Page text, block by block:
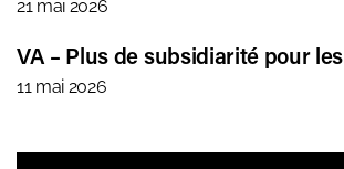
21 mai 2026
VA – Plus de subsidiarité pour
11 mai 2026